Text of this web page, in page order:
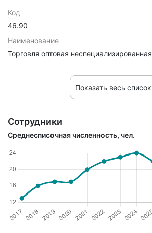
Код
46.90
Наименование
Торговля оптовая неспециализированная
Показать весь список
Сотрудники
Среднесписочная численность, чел.